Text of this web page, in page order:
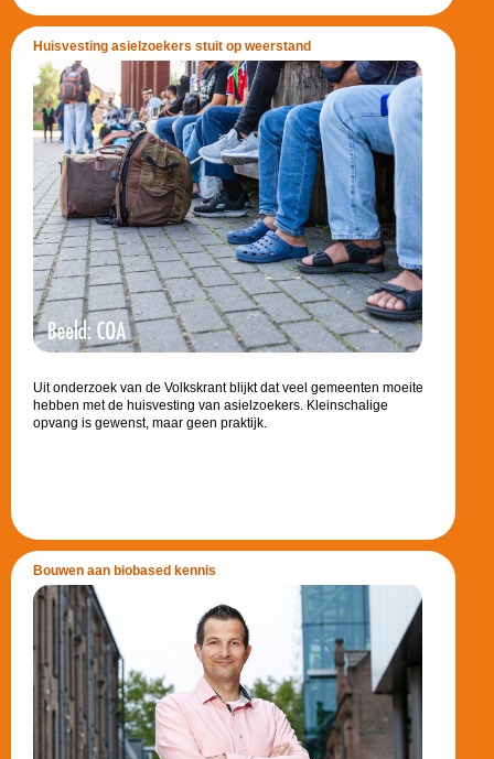
Huisvesting asielzoekers stuit op weerstand
Uit onderzoek van de Volkskrant blijkt dat veel gemeenten moeite
hebben met de huisvesting van asielzoekers. Kleinschalige
opvang is gewenst, maar geen praktijk.
Bouwen aan biobased kennis